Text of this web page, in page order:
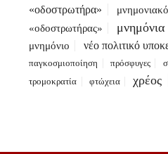
«οδοστρωτήρα»
«οδοστρωτήρας»
μνημόνια
μνημόνιο νέο πολιτικό
παγκοσμιοποίηση πρόσφυγες
τρομοκρατία
φτώχεια χρέος